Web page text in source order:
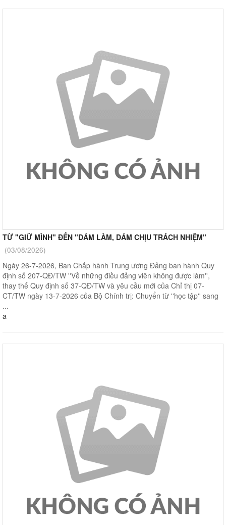
TỪ "GIỮ MÌNH" ĐẾN "DÁM LÀM, DÁM CHỊU TRÁCH NHIỆM"
(03/08/2026)
Ngày 26-7-2026, Ban Chấp hành Trung ương Đảng ban hành Quy
định số 207-QĐ/TW ''Về những điều đảng viên không được làm'',
thay thế Quy định số 37-QĐ/TW và yêu cầu mới của Chỉ thị 07-
CT/TW ngày 13-7-2026 của Bộ Chính trị: Chuyển từ ''học tập'' sang
...
a